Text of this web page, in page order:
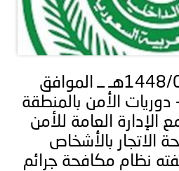
السعودية ـ 1448/02/21هـ ــ الموافق
08/04 م - دوريات الأمن بالمنطقة
الإدارة العامة للأمن
الاتجار بالأشخاص
نظام مكافحة جرائم